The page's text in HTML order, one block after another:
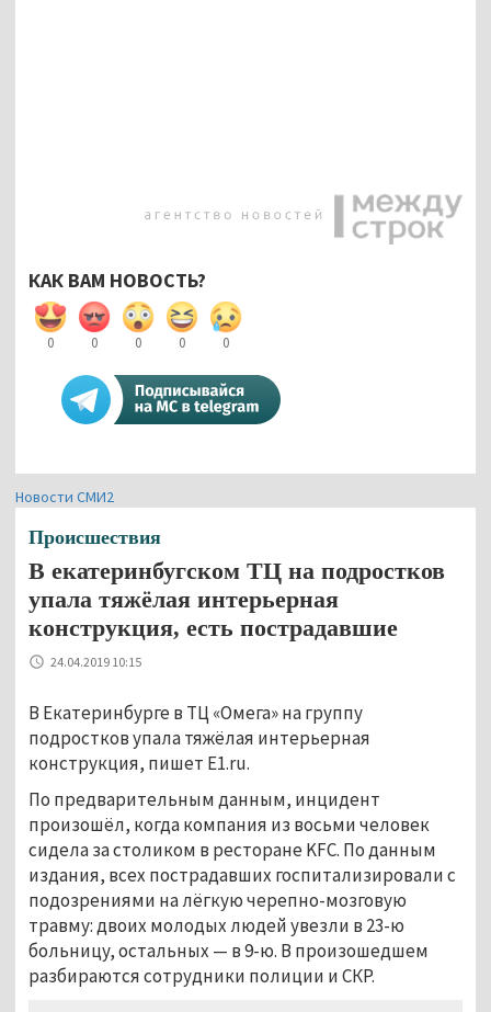
КАК ВАМ НОВОСТЬ?
0 0 0 0 0
Новости СМИ2
Происшествия
В екатеринбугском ТЦ на подростков
упала тяжёлая интерьерная
конструкция, есть пострадавшие
24.04.2019 10:15
В Екатеринбурге в ТЦ «Омега» на группу
подростков упала тяжёлая интерьерная
конструкция, пишет E1.ru.
По предварительным данным, инцидент
произошёл, когда компания из восьми человек
сидела за столиком в ресторане KFC. По данным
издания, всех пострадавших госпитализировали с
подозрениями на лёгкую черепно-мозговую
травму: двоих молодых людей увезли в 23-ю
больницу, остальных — в 9-ю. В произошедшем
разбираются сотрудники полиции и СКР.